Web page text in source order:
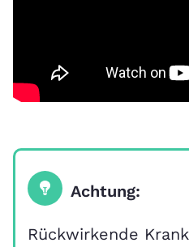
Achtung:
Rückwirkende